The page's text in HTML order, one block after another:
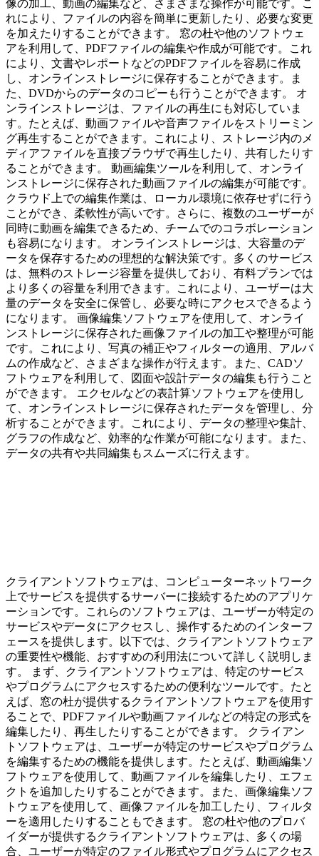
像の加工、動画の編集など、さまざまな操作が可能です。こ
れにより、ファイルの内容を簡単に更新したり、必要な変更
を加えたりすることができます。 窓の杜や他のソフトウェ
アを利用して、PDFファイルの編集や作成が可能です。これ
により、文書やレポートなどのPDFファイルを容易に作成
し、オンラインストレージに保存することができます。ま
た、DVDからのデータのコピーも行うことができます。 オ
ンラインストレージは、ファイルの再生にも対応していま
す。たとえば、動画ファイルや音声ファイルをストリーミン
グ再生することができます。これにより、ストレージ内のメ
ディアファイルを直接ブラウザで再生したり、共有したりす
ることができます。 動画編集ツールを利用して、オンライ
ンストレージに保存された動画ファイルの編集が可能です。
クラウド上での編集作業は、ローカル環境に依存せずに行う
ことができ、柔軟性が高いです。さらに、複数のユーザーが
同時に動画を編集できるため、チームでのコラボレーション
も容易になります。 オンラインストレージは、大容量のデ
ータを保存するための理想的な解決策です。多くのサービス
は、無料のストレージ容量を提供しており、有料プランでは
より多くの容量を利用できます。これにより、ユーザーは大
量のデータを安全に保管し、必要な時にアクセスできるよう
になります。 画像編集ソフトウェアを使用して、オンライ
ンストレージに保存された画像ファイルの加工や整理が可能
です。これにより、写真の補正やフィルターの適用、アルバ
ムの作成など、さまざまな操作が行えます。また、CADソ
フトウェアを利用して、図面や設計データの編集も行うこと
ができます。 エクセルなどの表計算ソフトウェアを使用し
て、オンラインストレージに保存されたデータを管理し、分
析することができます。これにより、データの整理や集計、
グラフの作成など、効率的な作業が可能になります。また、
データの共有や共同編集もスムーズに行えます。
クライアントソフトウェアは、コンピューターネットワーク
上でサービスを提供するサーバーに接続するためのアプリケ
ーションです。これらのソフトウェアは、ユーザーが特定の
サービスやデータにアクセスし、操作するためのインターフ
ェースを提供します。以下では、クライアントソフトウェア
の重要性や機能、おすすめの利用法について詳しく説明しま
す。 まず、クライアントソフトウェアは、特定のサービス
やプログラムにアクセスするための便利なツールです。たと
えば、窓の杜が提供するクライアントソフトウェアを使用す
ることで、PDFファイルや動画ファイルなどの特定の形式を
編集したり、再生したりすることができます。 クライアン
トソフトウェアは、ユーザーが特定のサービスやプログラム
を編集するための機能を提供します。たとえば、動画編集ソ
フトウェアを使用して、動画ファイルを編集したり、エフェ
クトを追加したりすることができます。また、画像編集ソフ
トウェアを使用して、画像ファイルを加工したり、フィルタ
ーを適用したりすることもできます。 窓の杜や他のプロバ
イダーが提供するクライアントソフトウェアは、多くの場
合、ユーザーが特定のファイル形式やプログラムにアクセス